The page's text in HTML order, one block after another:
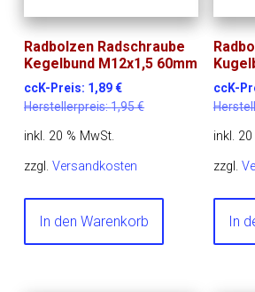
Radbolzen Radschraube
Kegelbund M12x1,5 60mm
ccK-Preis: 1,89€
Herstellerpreis:1,95€
inkl. 20 % MwSt.
zzgl.Versandkosten
In den Warenkorb
ccK-
inkl.
zzgl.
In